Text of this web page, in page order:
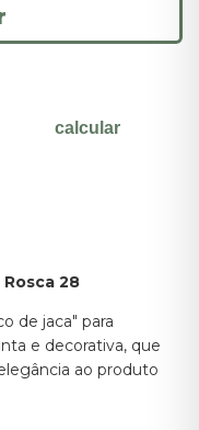
calcular
28
de jaca" para
e decorativa, que
ao produto